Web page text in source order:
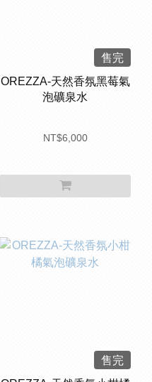
售完
OREZZA-天然香氛黑莓氣
泡礦泉水
NT$6,000
售完